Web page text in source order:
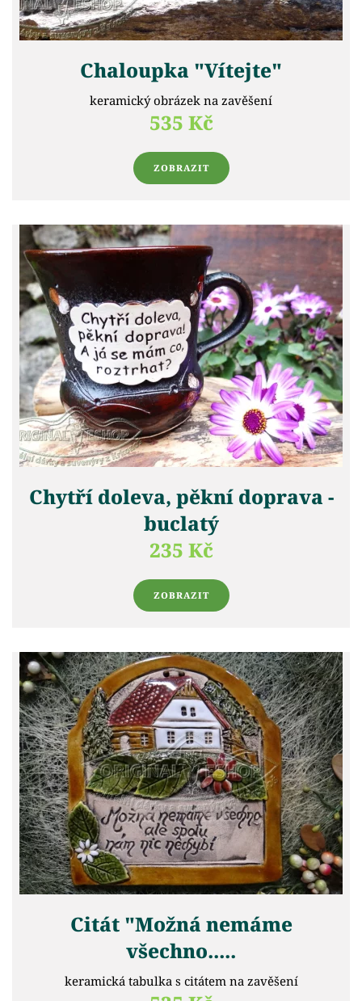
Chaloupka "Vítejte"
keramický obrázek na zavěšení
535 Kč
ZOBRAZIT
Chytří doleva, pěkní doprava -
buclatý
235 Kč
ZOBRAZIT
Citát "Možná nemáme
všechno.....
keramická tabulka s citátem na zavěšení